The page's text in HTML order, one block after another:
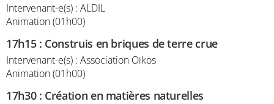
Intervenant-e(s) : ALDIL
Animation (01h00)
17h15: Construis en briques de terre crue
Intervenant-e(s) : Association Oïkos
Animation (01h00)
17h30: Création en matières naturelles